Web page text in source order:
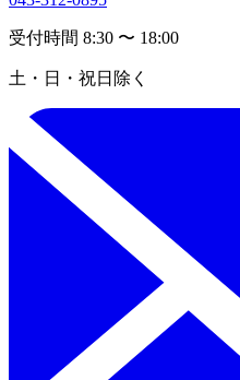
受付時間 8:30 〜 18:00
土・日・祝日除く